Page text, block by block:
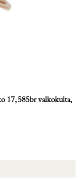
17, 585br valkokulta,